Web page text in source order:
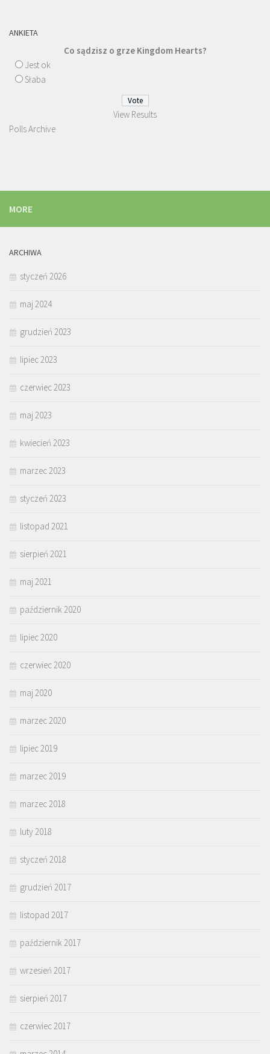
ANKIETA
Co sądzisz o grze Kingdom Hearts?
Jest ok
Słaba
View Results
Polls Archive
MORE
ARCHIWA
styczeń 2026
maj 2024
grudzień 2023
lipiec 2023
czerwiec 2023
maj 2023
kwiecień 2023
marzec 2023
styczeń 2023
listopad 2021
sierpień 2021
maj 2021
październik 2020
lipiec 2020
czerwiec 2020
maj 2020
marzec 2020
lipiec 2019
marzec 2019
marzec 2018
luty 2018
styczeń 2018
grudzień 2017
listopad 2017
październik 2017
wrzesień 2017
sierpień 2017
czerwiec 2017